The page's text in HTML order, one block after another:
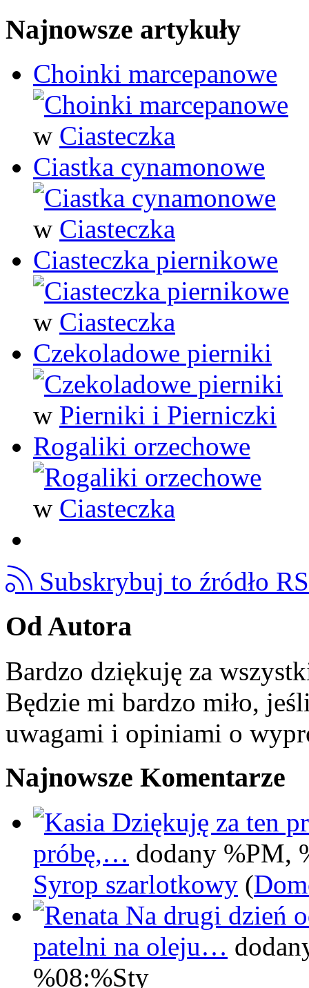
Najnowsze artykuły
Choinki marcepanowe
w Ciasteczka
Ciastka cynamonowe
w Ciasteczka
Ciasteczka piernikowe
w Ciasteczka
Czekoladowe pierniki
w Pierniki i Pierniczki
Rogaliki orzechowe
w Ciasteczka
Subskrybuj to źródło
Od Autora
Bardzo dziękuję za
Będzie mi bardzo miło,
uwagami i opiniami o
Najnowsze Komentarze
Dziękuję za ten
próbę,… dodany %PM,
Syrop szarlotkowy (
Na drugi dzień
patelni na oleju…
%08:%Sty